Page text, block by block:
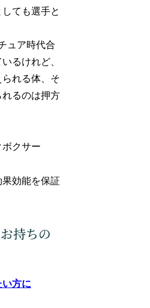
ても選手と
ュア時代合
るけれど、
れる体、そ
れるのは押方
クサー
効能を保証
い方に